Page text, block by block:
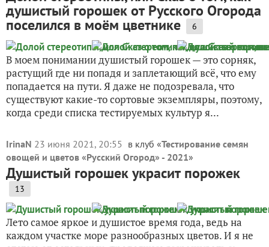
душистый горошек от Русского Огорода
поселился в моём цветнике 6
В моем понимании душистый горошек — это сорняк,
растущий где ни попадя и заплетающий всё, что ему
попадается на пути. Я даже не подозревала, что
существуют какие-то сортовые экземпляры, поэтому,
когда среди списка тестируемых культур я...
IrinaN 23 июня 2021, 20:55 в клуб «Тестирование семян
овощей и цветов «Русский Огород» - 2021»
Душистый горошек украсит порожек
13
Лето самое яркое и душистое время года, ведь на
каждом участке море разнообразных цветов. И я не